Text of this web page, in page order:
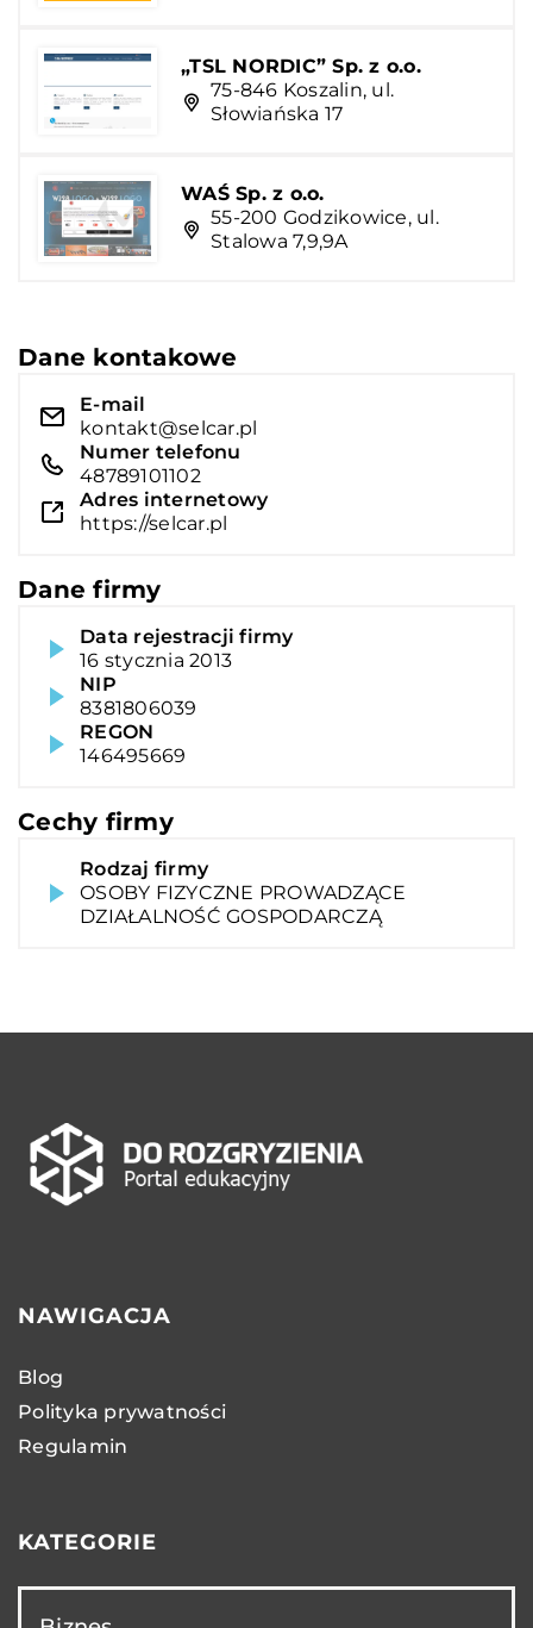
„TSL NORDIC” Sp. z o.o.
75-846 Koszalin, ul.
Słowiańska 17
WAŚ Sp. z o.o.
55-200 Godzikowice, ul.
Stalowa 7,9,9A
Dane kontakowe
E-mail
kontakt@selcar.pl
Numer telefonu
48789101102
Adres internetowy
https://selcar.pl
Dane firmy
Data rejestracji firmy
16 stycznia 2013
NIP
8381806039
REGON
146495669
Cechy firmy
Rodzaj firmy
OSOBY FIZYCZNE PROWADZĄCE
DZIAŁALNOŚĆ GOSPODARCZĄ
NAWIGACJA
Blog
Polityka prywatności
Regulamin
KATEGORIE